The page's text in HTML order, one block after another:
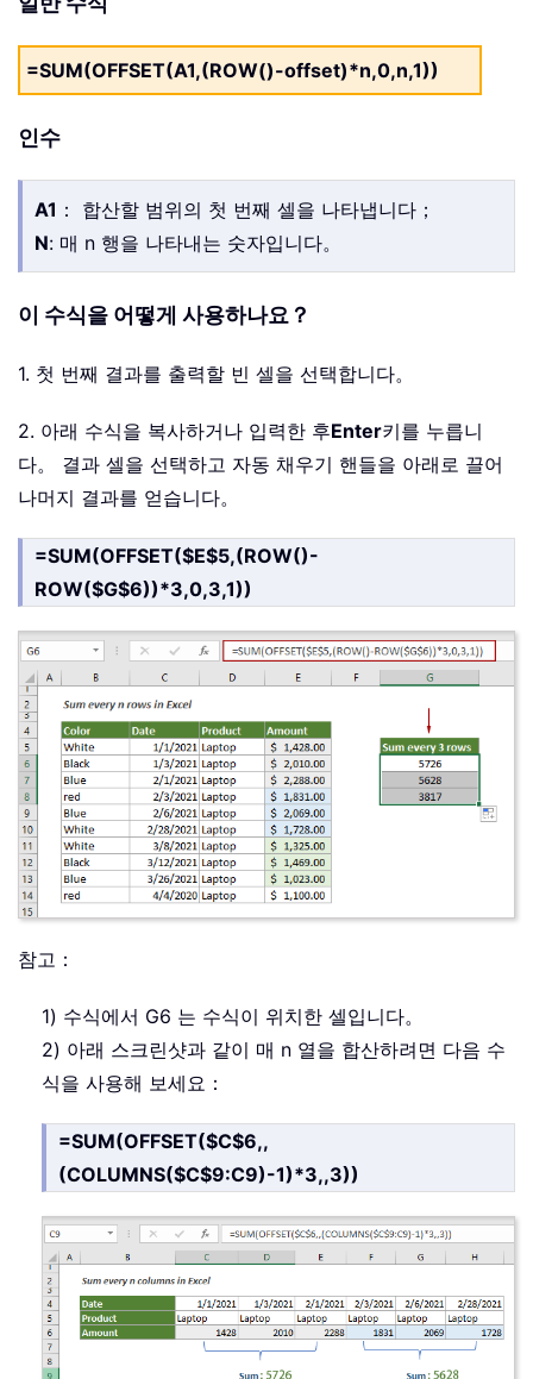
=SUM(OFFSET(A1,(ROW()-offset)*n,0,n,1))
인수
A1 ： 합산할 범위의 첫 번째 셀을 나타냅니다；
N: 매 n 행을 나타내는 숫자입니다。
이 수식을 어떻게 사용하나요？
1. 첫 번째 결과를 출력할 빈 셀을 선택합니다。
2. 아래 수식을 복사하거나 입력한 후Enter키를 누릅니
다。 결과 셀을 선택하고 자동 채우기 핸들을 아래로 끌어
나머지 결과를 얻습니다。
=SUM(OFFSET($E$5,(ROW()-
ROW($G$6))*3,0,3,1))
참고：
1) 수식에서 G6 는 수식이 위치한 셀입니다。
2) 아래 스크린샷과 같이 매 n 열을 합산하려면 다음 수
식을 사용해 보세요：
=SUM(OFFSET($C$6,,
(COLUMNS($C$9:C9)-1)*3,,3))